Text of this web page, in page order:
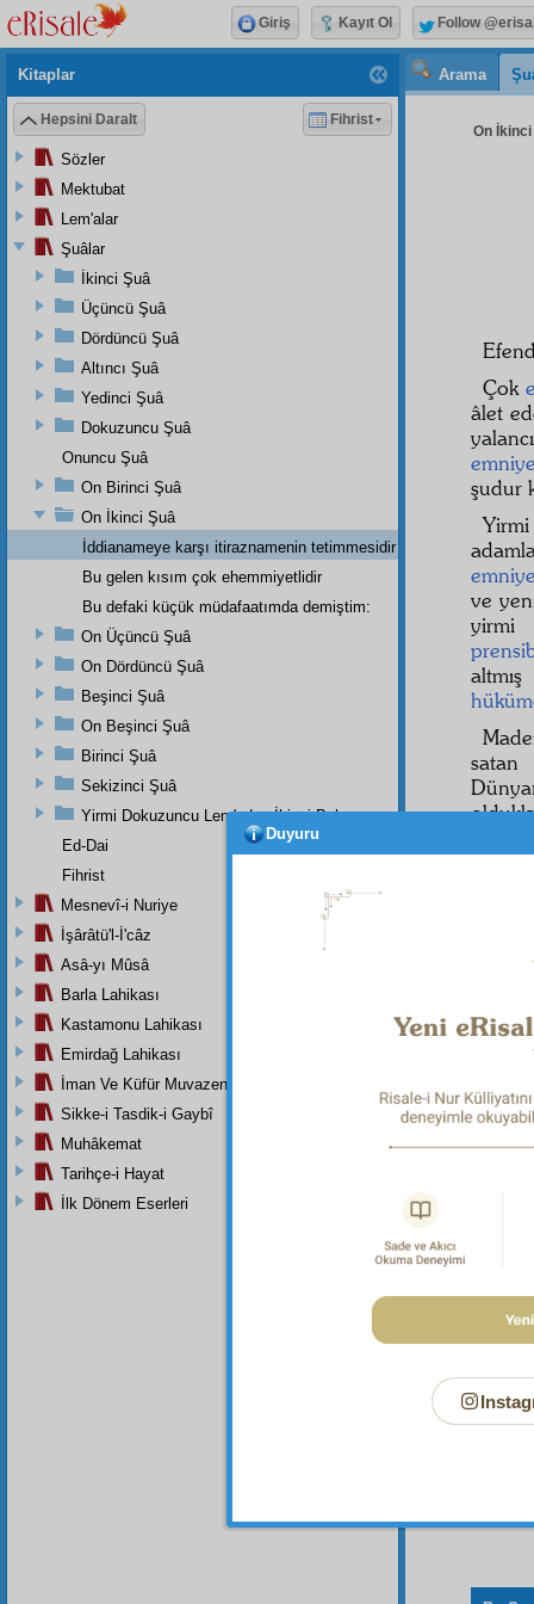
Arama
On İkinci
Çok
âlet
şudur
ve
yirmi
karşı
Kitaplar
Hepsini Daralt Fihrist
Sözler
Mektubat
Lem'alar
Şuâlar
İkinci Şuâ
Üçüncü Şuâ
Dördüncü Şuâ
Altıncı Şuâ
Yedinci Şuâ
Dokuzuncu Şuâ
Onuncu Şuâ
On Birinci Şuâ
On İkinci Şuâ
İddianameye karşı itiraznamenin tetimmesidir
Bu gelen kısım çok ehemmiyetlidir
Bu defaki küçük müdafaatımda demiştim:
On Üçüncü Şuâ
On Dördüncü Şuâ
Beşinci Şuâ
On Beşinci Şuâ
Birinci Şuâ
Sekizinci Şuâ
Yirmi Dokuzuncu Lem'adan İkinci Bab
Ed-Dai
Fihrist
Mesnevî-i Nuriye
İşârâtü'l-İ'câz
Asâ-yı Mûsâ
Barla Lahikası
Kastamonu Lahikası
Emirdağ Lahikası
İman Ve Küfür Muvazeneleri
Sikke-i Tasdik-i Gaybî
Muhâkemat
Tarihçe-i Hayat
İlk Dönem Eserleri
Giriş Kayıt Ol Follow
Duyuru